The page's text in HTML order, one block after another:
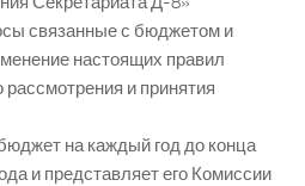
связанные с бюджетом и
настоящих правил
и принятия
на каждый год до конца
и представляет его Комиссии